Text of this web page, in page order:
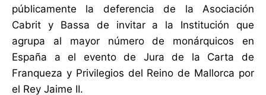
públicamente la deferencia de la Asociación
Cabrit y Bassa de invitar a la Institución que
agrupa al mayor número de monárquicos en
España a el evento de Jura de la Carta de
Franqueza y Privilegios del Reino de Mallorca por
el Rey Jaime II.